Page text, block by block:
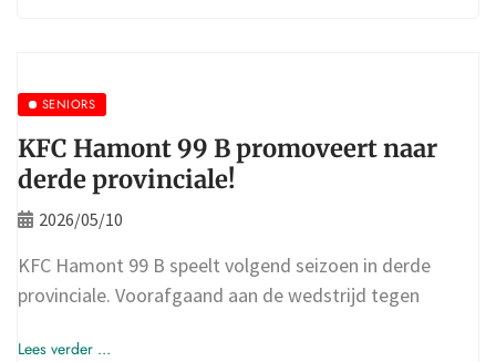
SENIORS
KFC Hamont 99 B promoveert naar
derde provinciale!
2026/05/10
KFC Hamont 99 B speelt volgend seizoen in derde
provinciale. Voorafgaand aan de wedstrijd tegen
Lees verder ...